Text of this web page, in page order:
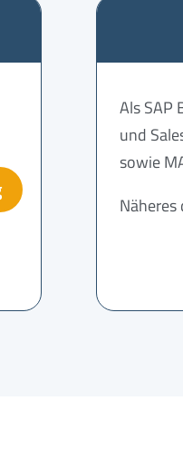
Als SAP
und
sowie